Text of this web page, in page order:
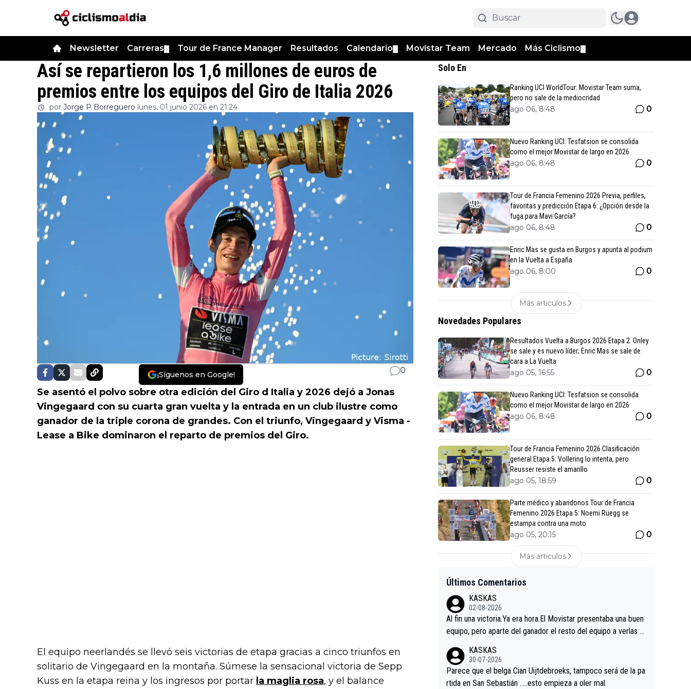
Newsletter Carreras Tour de France Manager Resultados Calendario Movistar Team Mercado Más Ciclismo
Así se repartieron los 1,6 millones de euros de
premios entre los equipos del Giro de Italia 2026
por Jorge P Borreguero lunes, 01 junio 2026 en 21:24
¡Síguenos en Google! 0
Se asentó el polvo sobre otra edición del Giro d Italia y 2026 dejó a Jonas
Vingegaard con su cuarta gran vuelta y la entrada en un club ilustre como
ganador de la triple corona de grandes. Con el triunfo, Vingegaard y Visma -
Lease a Bike dominaron el reparto de premios del Giro.
El equipo neerlandés se llevó seis victorias de etapa gracias a cinco triunfos en
solitario de Vingegaard en la montaña. Súmese la sensacional victoria de Sepp
Kuss en la etapa reina y los ingresos por portar la maglia rosa, y el balance
Solo En
Ranking UCI WorldTour: Movistar Team suma,
pero no sale de la mediocridad
ago 06, 8:48 0
Nuevo Ranking UCI: Tesfatsion se consolida
como el mejor Movistar de largo en 2026
ago 06, 8:48 0
Tour de Francia Femenino 2026 Previa, perfiles,
favoritas y predicción Etapa 6: ¿Opción desde la
fuga para Mavi García?
ago 06, 8:48 0
Enric Mas se gusta en Burgos y apunta al podium
en la Vuelta a España
ago 06, 8:00 0
Más articulos
Novedades Populares
Resultados Vuelta a Burgos 2026 Etapa 2: Onley
se sale y es nuevo líder; Enric Mas se sale de
cara a La Vuelta
ago 05, 16:55 0
Nuevo Ranking UCI: Tesfatsion se consolida
como el mejor Movistar de largo en 2026
ago 06, 8:48 0
Tour de Francia Femenino 2026 Clasificación
general Etapa 5: Vollering lo intenta, pero
Reusser resiste el amarillo
ago 05, 18:59 0
Parte médico y abandonos Tour de Francia
Femenino 2026 Etapa 5: Noemi Rüegg se
estampa contra una moto
ago 05, 20:15 0
Más articulos
Últimos Comentarios
KASKAS
02-08-2026
Al fin una victoria.Ya era hora.El Movistar presentaba una buen
equipo, pero aparte del ganador el resto del equipo a verlas v
es.La única buena noticia es la mejoría de Enric Más en San S
ebastian.Si en la Vuelta a Burgos sigue la mejoría, podríamos t
ener alguna sorpresa en la Vuelta.Ojalá.
KASKAS
30-07-2026
Parece que el belga Cian Uijtdebroeks, tampoco será de la pa
rtida en San Sebastián …..esto empieza a oler mal.